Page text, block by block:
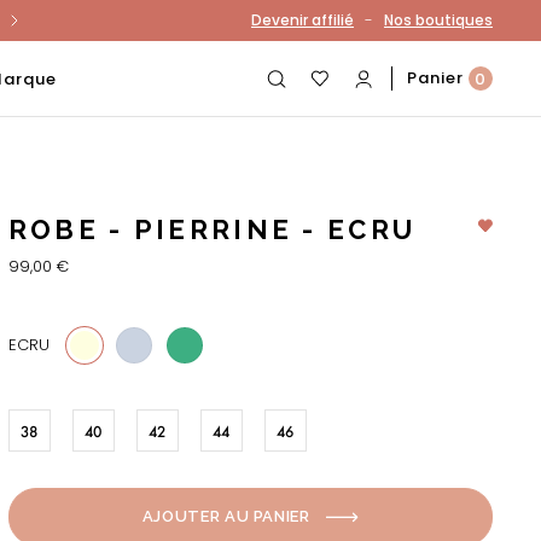
compte
Devenir affilié - Nos boutiques
Panier 0
ROBE - PIERRINE - ECRU
99,00 €
ECRU 1203 85
38 40 42 44 46
AJOUTER AU PANIER